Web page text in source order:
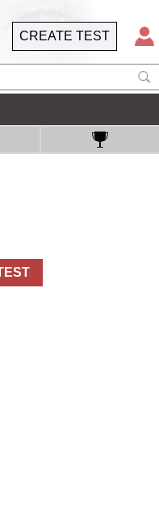
CREATE TEST